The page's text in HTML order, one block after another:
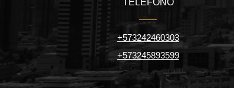
+573242460303
+573245893599